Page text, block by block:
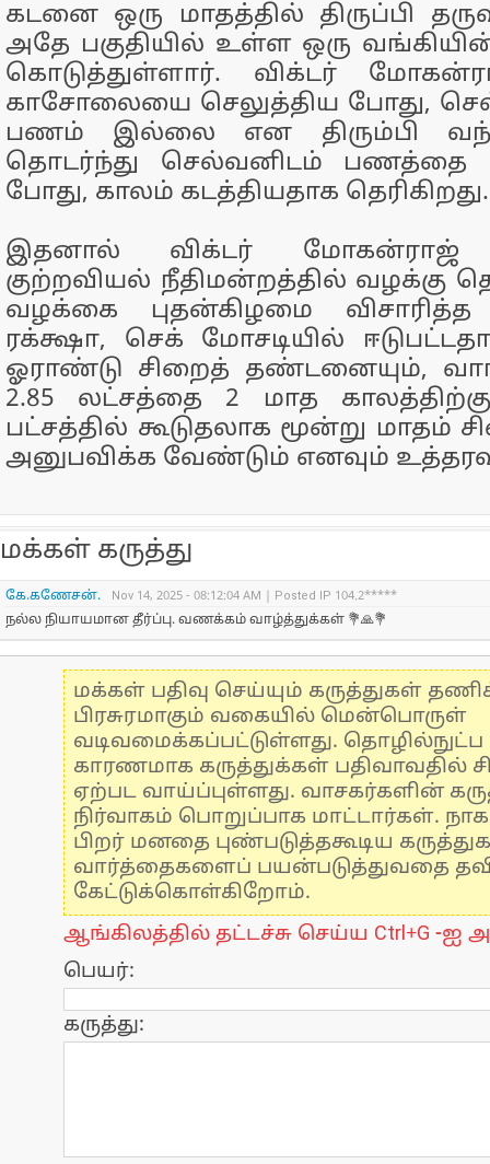
கடனை ஒரு மாதத்தில் திருப்பி
அதே பகுதியில் உள்ள ஒரு
கொடுத்துள்ளார். விக்டர்
காசோலையை செலுத்திய போது,
பணம் இல்லை என திரும்பி
தொடர்ந்து செல்வனிடம் பணத்தை
போது, காலம் கடத்தியதாக
இதனால் விக்டர் மோகன்ராஜ்
குற்றவியல் நீதிமன்றத்தில் வழக்கு
வழக்கை புதன்கிழமை விசாரித்த
ரக்க்ஷா, செக் மோசடியில்
ஓராண்டு சிறைத் தண்டனையும்,
2.85 லட்சத்தை 2 மாத
பட்சத்தில் கூடுதலாக மூன்று
அனுபவிக்க வேண்டும் எனவும்
மக்கள் கருத்து
கே.கணேசன்.
Nov 14, 2025 - 08:12:04 AM | Posted IP 104.2*****
நல்ல நியாயமான தீர்ப்பு. வணக்கம் வாழ்த்துக்கள் 💐🙏💐
மக்கள் பதிவு செய்யும் கருத்துகள்
பிரசுரமாகும் வகையில் மென்பொருள்
வடிவமைக்கப்பட்டுள்ளது.
காரணமாக கருத்துக்கள் பதிவாவதில்
ஏற்பட வாய்ப்புள்ளது. வாசகர்களின்
நிர்வாகம் பொறுப்பாக மாட்டார்கள்.
பிறர் மனதை புண்படுத்தகூடிய
வார்த்தைகளைப் பயன்படுத்துவதை
கேட்டுக்கொள்கிறோம்.
ஆங்கிலத்தில் தட்டச்சு செய்ய Ctrl+G -ஐ
பெயர்:
கருத்து: